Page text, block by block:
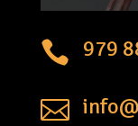
 979
